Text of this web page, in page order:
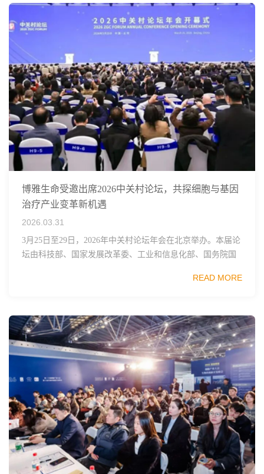
博雅生命受邀出席2026中关村论坛，共探细胞与基因
治疗产业变革新机遇
2026.03.31
3月25日至29日，2026年中关村论坛年会在北京举办。本届论
坛由科技部、国家发展改革委、工业和信息化部、国务院国
READ MORE